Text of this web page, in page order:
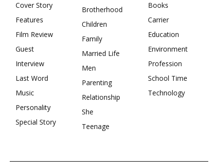
Cover Story
Features
Film Review
Guest
Interview
Last Word
Music
Personality
Special Story
Brotherhood
Children
Family
Married Life
Men
Parenting
Relationship
She
Teenage
Books
Carrier
Education
Environment
Profession
School Time
Technology